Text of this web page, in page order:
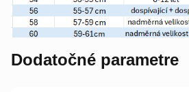
Dodatočné parametre